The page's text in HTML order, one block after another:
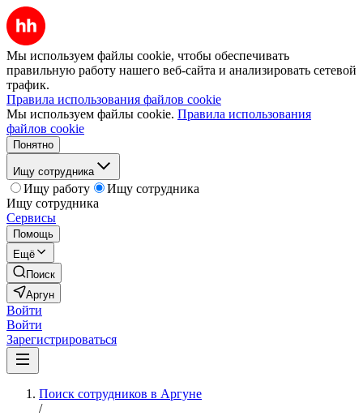
Мы используем файлы cookie, чтобы обеспечивать
правильную работу нашего веб-сайта и анализировать сетевой
трафик.
Правила использования файлов cookie
Мы используем файлы cookie. Правила использования
файлов cookie
Понятно
Ищу сотрудника
Ищу работу
Ищу сотрудника
Ищу сотрудника
Сервисы
Помощь
Ещё
Поиск
Аргун
Войти
Войти
Зарегистрироваться
Поиск сотрудников в Аргуне
/